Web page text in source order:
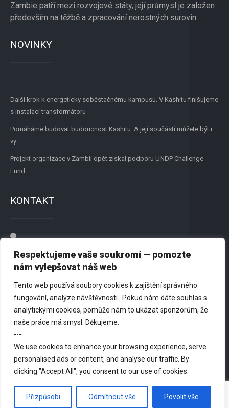
Respektujeme vaše soukromí — pomozte
nám vylepšovat náš web
Tento web používá soubory cookies k zajištění správného
fungování, analýze návštěvnosti . Pokud nám dáte souhlas s
analytickými cookies, pomůže nám to ukázat sponzorům, že
naše práce má smysl. Děkujeme.
---
We use cookies to enhance your browsing experience, serve
personalised ads or content, and analyse our traffic. By
clicking "Accept All", you consent to our use of cookies.
Přizpůsobi Odmítnout vše Povolit vše
Zambie patří mezi rozvojové státy, její průmysl je založen
především na těžbě a zpracování nerostných surovin.
NOVINKY
Další krok k energeticky soběstačnému kampusu. V Kashitu finišujeme
s instalací transformátoru
Pomáháme budovat budoucnost Kashitu. A její součástí můžete být i
vy.
Projekt organizace v Zambii opět získal podporu UNDP Challenge
Fund
KONTAKT
Přátelé New Renato, z.s.
Dvořišťská 1244, 198 00 Praha 9
725 818 179
info@newrenato.org
© 2026 Přátelé New Renato